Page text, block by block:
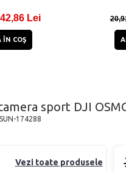
Lei
ÎN COŞ
sport DJI
SUN-174288
Vezi toate produsele